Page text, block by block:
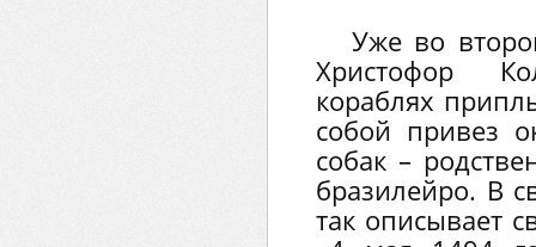
Уже во
Христофор
кораблях
собой привез
собак –
бразилейро. В
так описывает